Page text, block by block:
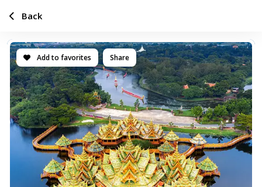
Add to favorites Share
Back